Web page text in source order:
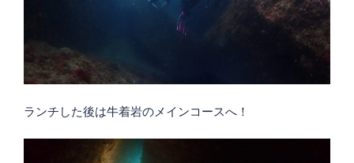
ランチした後は牛着岩のメインコースへ！